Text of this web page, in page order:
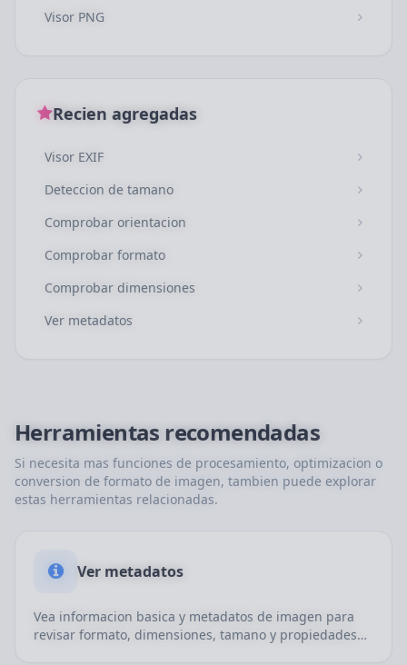
Visor PNG
Recien agregadas
Visor EXIF
Deteccion de tamano
Comprobar orientacion
Comprobar formato
Comprobar dimensiones
Ver metadatos
Herramientas recomendadas
Si necesita mas funciones de procesamiento, optimizacion o
conversion de formato de imagen, tambien puede explorar
estas herramientas relacionadas.
Ver metadatos
Vea informacion basica y metadatos de imagen para
revisar formato, dimensiones, tamano y propiedades